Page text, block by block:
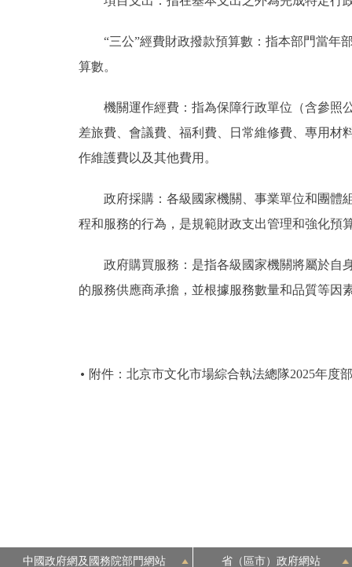
“三公”經費財政撥款預算數：指本部門當年部
算數。
機關運作經費：指為保障行政單位（含參照公
差旅費、會議費、福利費、日常維修費、專用材
作維護費以及其他費用。
政府採購：各級國家機關、事業單位和團體組
程和服務的行為，是規範財政支出管理和強化預
政府購買服務：是指各級國家機關將屬於自身
的服務供應商承擔，並根據服務數量和品質等因
附件：北京市文化市場綜合執法總隊2025年度
中國政府網及國務院部門網站 省（區市）政府網站